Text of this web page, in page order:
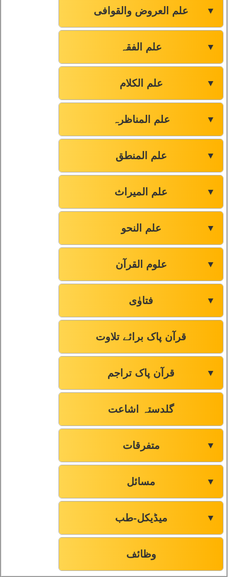
علم العروض والقوافی ▼
علم الفقہ ▼
علم الکلام ▼
علم المناظرہ ▼
علم المنطق ▼
علم المیراث ▼
علم النحو ▼
علوم القرآن ▼
فتاوٰی ▼
قرآن پاک برائے تلاوت
قرآن پاک تراجم ▼
گلدستہ اشاعت
متفرقات ▼
مسائل ▼
میڈیکل-طب ▼
وظائف